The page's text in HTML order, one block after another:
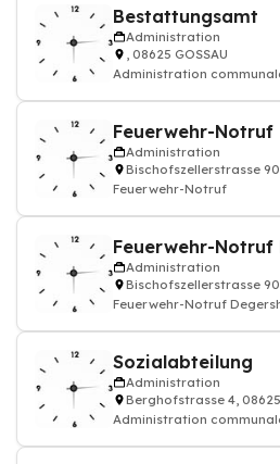
Bestattungsamt
Administration
, 08625 GOSSAU
Administration
Feuerwehr-Notruf
Administration
Bischofszellerstrasse
Feuerwehr-Notruf
Feuerwehr-Notruf
Administration
Bischofszellerstrasse
Feuerwehr-Notruf
Sozialabteilung
Administration
Berghofstrasse 4, 08625
Administration